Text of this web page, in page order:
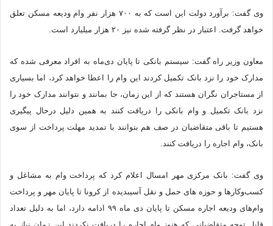
وی گفت: برآورد دولت این است که به ٧٠٠ هزار نفر وام ودیعه مسکن تعلق
خواهد گرفت. اعتبار در نظر گرفته شده نیز ٢٠ هزار میلیارد است.
معاون وزیر راه گفت: سیستم بانکی تا پایان دی‌ماه به افراد معرفی شده که
مدارک خود را نزد بانک تکمیل کردند این وام را اعطا خواهد کرد، اما بسیاری
از مستاجران نگران هستند که از این زمان، جا بمانند و نتوانند مدارک خود را
نزد بانک تکمیل و وام بانکی را دریافت کنند به همین دلیل درحال پیگیری
هستیم تا باقی متقاضیان در صف هم بتوانند با تمدید مهلت پرداخت از سوی
بانک، وام اجاره را دریافت کنند.
وی گفت: بانک مرکزی مهر امسال اعلام کرد که پرداخت وام به مشاغل و
کسب‌وکارها و حوزه های حمل و نقل آسیب‎دیده از کرونا تا پایان مهر و پرداخت
وام‌های ودیعه اجاره مسکن تا پایان دی ماه ۹۹ ادامه دارد، اما به دلیل تعداد